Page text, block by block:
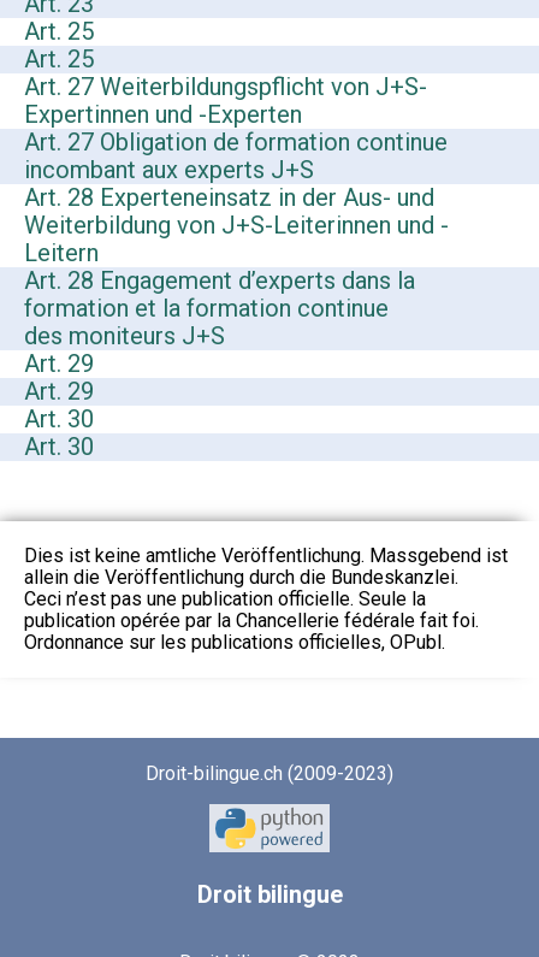
Art. 25
Art. 25
Art. 27 Weiterbildungspflicht von J+S-
Expertinnen und -Experten
Art. 27 Obligation de formation continue
incombant aux experts J+S
Art. 28 Experteneinsatz in der Aus- und
Weiterbildung von J+S-Leiterinnen und -
Leitern
Art. 28 Engagement d’experts dans la
formation et la formation continue
des moniteurs J+S
Art. 29
Art. 29
Art. 30
Art. 30
Dies ist keine amtliche Veröffentlichung. Massgebend ist
allein die Veröffentlichung durch die Bundeskanzlei.
Ceci n’est pas une publication officielle. Seule la
publication opérée par la Chancellerie fédérale fait foi.
Ordonnance sur les publications officielles, OPubl.
Droit-bilingue.ch (2009-2023)
Droitbilingue